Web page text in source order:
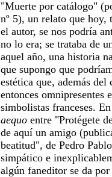
"Muerte por catálogo"
nº 5), un relato que hoy,
el autor, se nos podría
no lo era; se trataba de
aquel año, una historia
que supongo que
estética que, además
entonces omnipresentes
simbolistas franceses.
aequo entre "Protégete
de aquí un amigo
beatitud", de Pedro
simpático e
algún faneditor se da